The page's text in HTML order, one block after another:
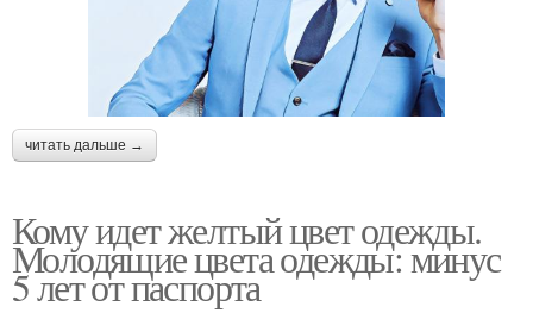
читать дальше →
Кому идет желтый цвет одежды.
Молодящие цвета одежды: минус
5 лет от паспорта